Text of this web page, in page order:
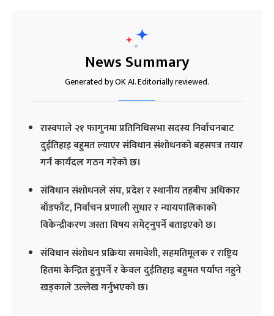
News Summary
Generated by OK AI. Editorially reviewed.
रास्वपाले २१ फागुनमा प्रतिनिधिसभा सदस्य निर्वाचनबाट
दुईतिहाइ बहुमत ल्याएर संविधान संशोधनको बहसपत्र तयार
गर्न कार्यदल गठन गरेको छ।
संविधान संशोधनले संघ, प्रदेश र स्थानीय तहबीच अधिकार
बाँडफाँट, निर्वाचन प्रणाली सुधार र न्यायपालिकाको
विकेन्द्रीकरण जस्ता विषय समेट्नुपर्ने बताइएको छ।
संविधान संशोधन प्रक्रिया समावेशी, सहमतिमूलक र राष्ट्रिय
हितमा केन्द्रित हुनुपर्ने र केवल दुईतिहाइ बहुमत पर्याप्त नहुने
खड्काले उल्लेख गर्नुभएको छ।